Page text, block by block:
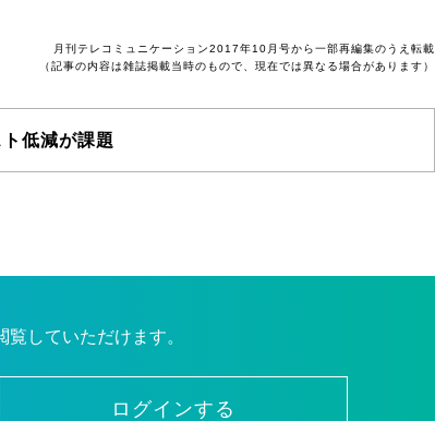
月刊テレコミュニケーション2017年10月号から一部再編集のうえ転載
（記事の内容は雑誌掲載当時のもので、現在では異なる場合があります）
低減が課題
していただけます。
ログインする